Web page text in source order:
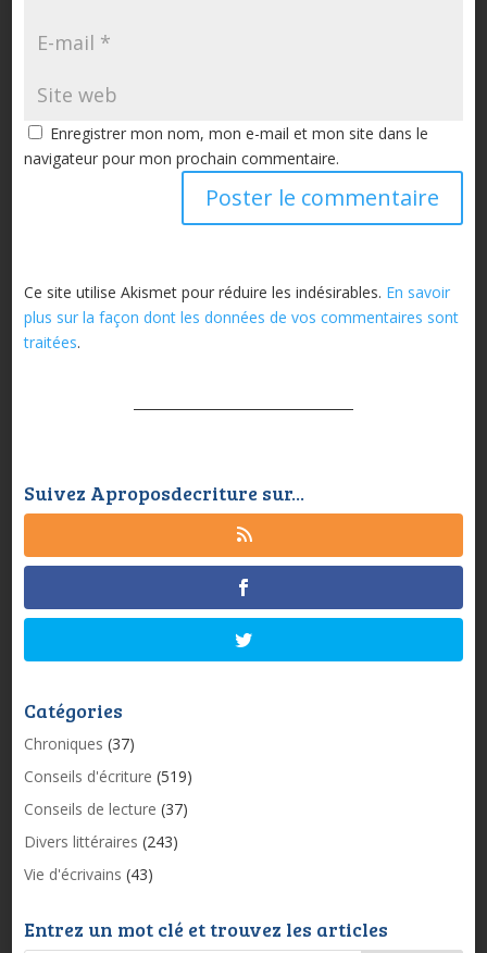
Enregistrer mon nom, mon e-mail et mon site dans le
navigateur pour mon prochain commentaire.
Ce site utilise Akismet pour réduire les indésirables. En savoir
plus sur la façon dont les données de vos commentaires sont
traitées.
Suivez Aproposdecriture sur...
Catégories
Chroniques (37)
Conseils d'écriture (519)
Conseils de lecture (37)
Divers littéraires (243)
Vie d'écrivains (43)
Entrez un mot clé et trouvez les articles